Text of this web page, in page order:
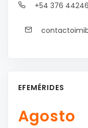
+54 376
EFEMÉRIDES
Agosto